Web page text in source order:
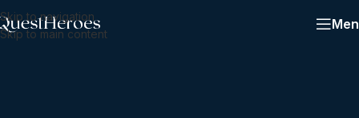
Skip to navigation
Skip to main content